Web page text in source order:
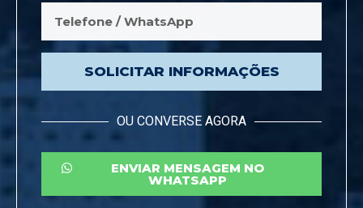
SOLICITAR INFORMAÇÕES
OU CONVERSE AGORA
ENVIAR MENSAGEM NO
WHATSAPP